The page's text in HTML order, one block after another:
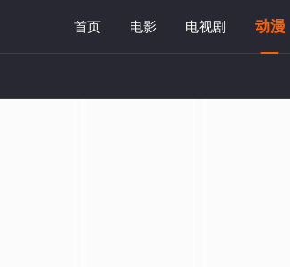
首页 电影 电视剧 动漫